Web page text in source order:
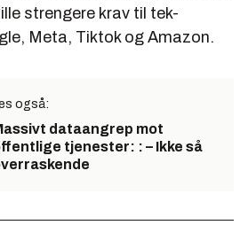
strengere krav til tek-
Meta, Tiktok og Amazon.
også:
dataangrep mot
tjenester: : – Ikke så